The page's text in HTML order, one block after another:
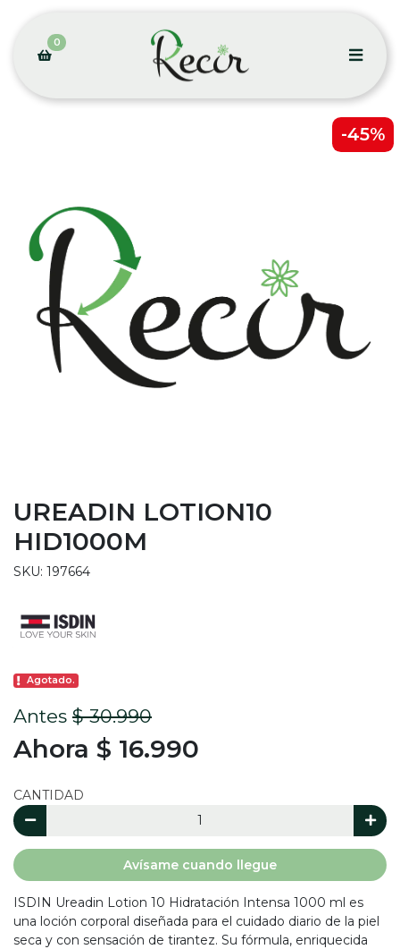
0
-45%
UREADIN LOTION10
HID1000M
SKU: 197664
Agotado.
Antes $ 30.990
Ahora $ 16.990
CANTIDAD
Avísame cuando llegue
ISDIN Ureadin Lotion 10 Hidratación Intensa 1000 ml es
una loción corporal diseñada para el cuidado diario de la piel
seca y con sensación de tirantez. Su fórmula, enriquecida